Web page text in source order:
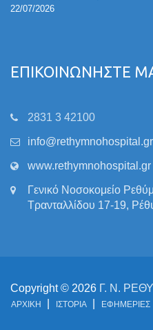
22/07/2026
ΕΠΙΚΟΙΝΩΝΗΣΤΕ
2831 3 42100
info@rethymnohospital.gr
www.rethymnohospital.gr
Γενικό Νοσοκομείο
Τρανταλλίδου 17-19,
Copyright © 2026 Γ. Ν.
ΑΡΧΙΚΗ ΙΣΤΟΡΙΑ ΕΦΗΜΕΡΙΕΣ